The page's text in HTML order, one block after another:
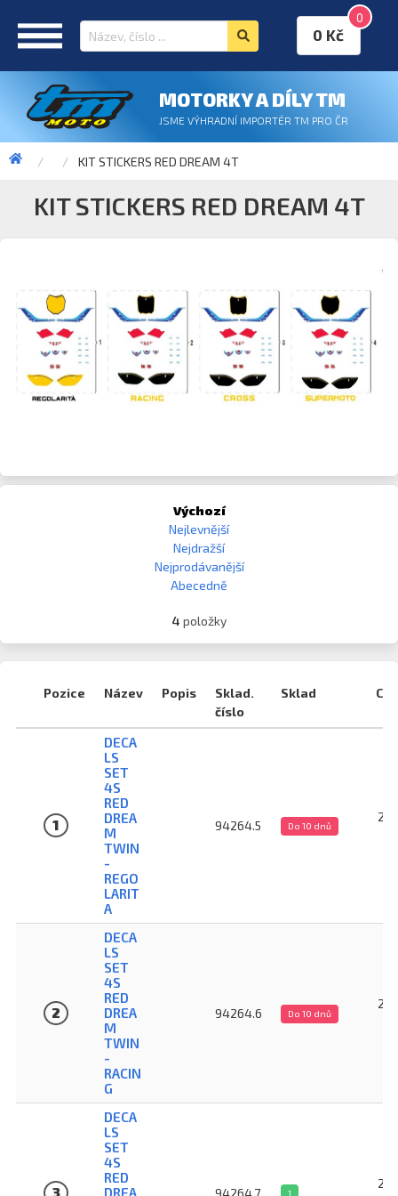
0
0 Kč
MOTORKY A DÍLY TM
JSME VÝHRADNÍ IMPORTÉR TM PRO ČR
KIT STICKERS RED DREAM 4T
KIT STICKERS RED DREAM 4T
Výchozí
Nejlevnější
Nejdražší
Nejprodávanější
Abecedně
4 položky
Pozice Název Popis
Sklad.
číslo
Sklad
1
DECA
LS
SET
4S
RED
DREA
M
TWIN
-
REGO
LARIT
A
94264.5 Do 10 dnů
2
2
DECA
LS
SET
4S
RED
DREA
M
TWIN
-
RACIN
G
94264.6 Do 10 dnů
2
3
DECA
LS
SET
4S
RED
DREA
94264.7 1
2